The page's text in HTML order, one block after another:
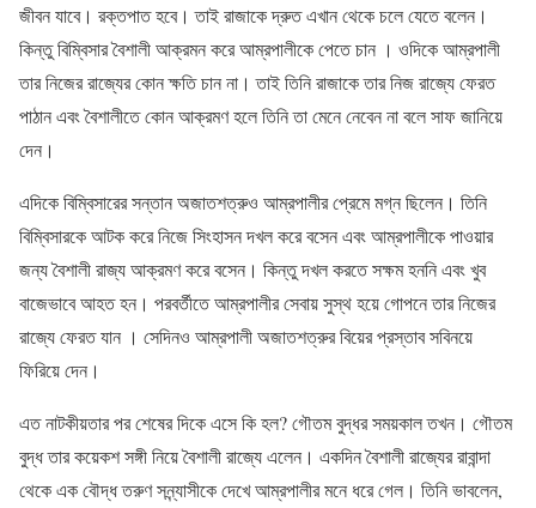
জীবন যাবে। রক্তপাত হবে। তাই রাজাকে দ্রুত এখান থেকে চলে যেতে বলেন।
কিন্তু বিম্বিসার বৈশালী আক্রমন করে আম্রপালীকে পেতে চান । ওদিকে আম্রপালী
তার নিজের রাজ্যের কোন ক্ষতি চান না। তাই তিনি রাজাকে তার নিজ রাজ্যে ফেরত
পাঠান এবং বৈশালীতে কোন আক্রমণ হলে তিনি তা মেনে নেবেন না বলে সাফ জানিয়ে
দেন।
এদিকে বিম্বিসারের সন্তান অজাতশত্রুও আম্রপালীর প্রেমে মগ্ন ছিলেন। তিনি
বিম্বিসারকে আটক করে নিজে সিংহাসন দখল করে বসেন এবং আম্রপালীকে পাওয়ার
জন্য বৈশালী রাজ্য আক্রমণ করে বসেন। কিন্তু দখল করতে সক্ষম হননি এবং খুব
বাজেভাবে আহত হন। পরবর্তীতে আম্রপালীর সেবায় সুস্থ হয়ে গোপনে তার নিজের
রাজ্যে ফেরত যান । সেদিনও আম্রপালী অজাতশত্রুর বিয়ের প্রস্তাব সবিনয়ে
ফিরিয়ে দেন।
এত নাটকীয়তার পর শেষের দিকে এসে কি হল? গৌতম বুদ্ধর সময়কাল তখন। গৌতম
বুদ্ধ তার কয়েকশ সঙ্গী নিয়ে বৈশালী রাজ্যে এলেন। একদিন বৈশালী রাজ্যের রাবান্দা
থেকে এক বৌদ্ধ তরুণ সন্ন্যাসীকে দেখে আম্রপালীর মনে ধরে গেল। তিনি ভাবলেন,